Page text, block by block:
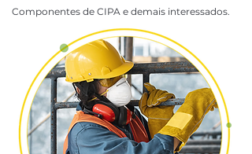
Componentes de CIPA e demais interessados.